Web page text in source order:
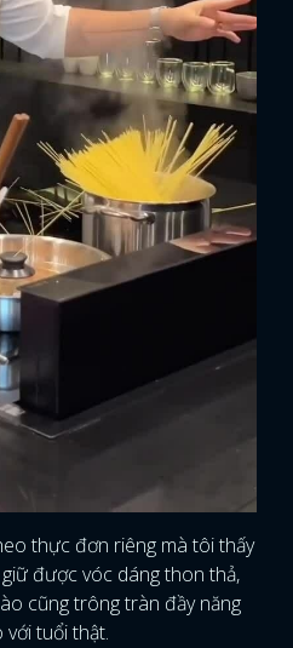
thực đơn riêng mà tôi thấy
được vóc dáng thon thả,
cũng trông tràn đầy năng
tuổi thật.